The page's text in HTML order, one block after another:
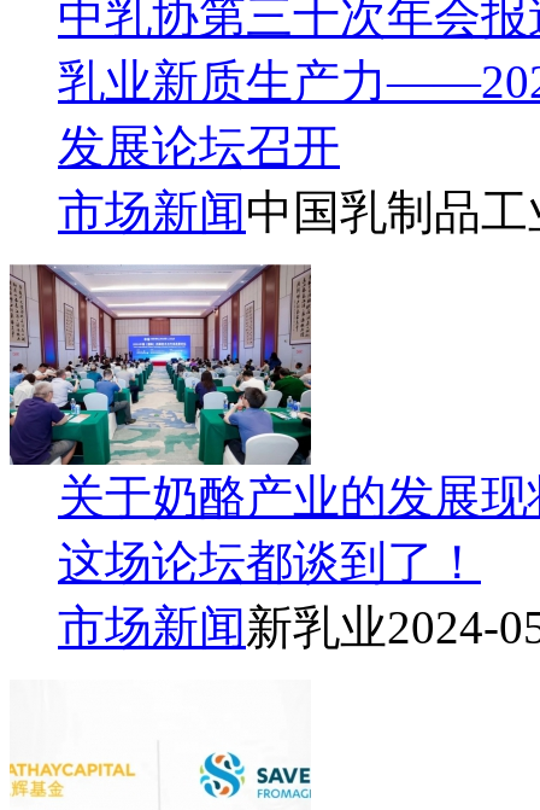
中乳协第三十次年会
乳业新质生产力
发展论坛召开
市场新闻中国乳制品
关于奶酪产业的发展
这场论坛都谈到了！
市场新闻新乳业2024-